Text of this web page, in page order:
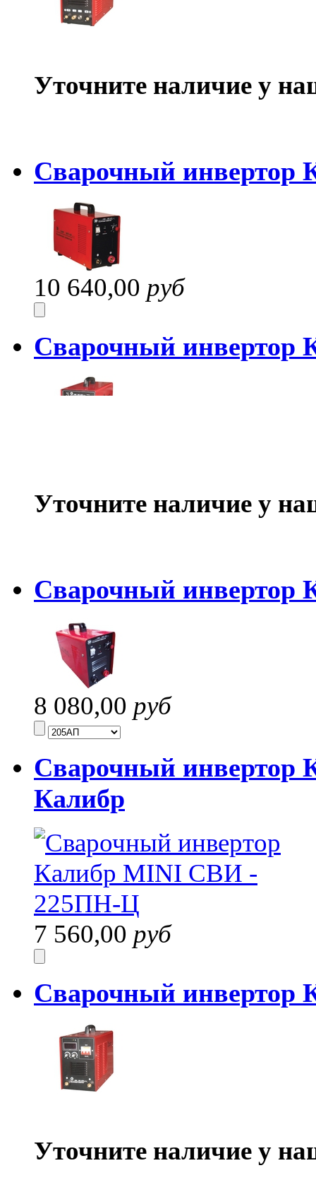
Уточните наличие у
Сварочный
10 640,00 руб
Сварочный
Уточните наличие у
Сварочный
8 080,00 руб
Сварочный
Калибр
7 560,00 руб
Сварочный
Уточните наличие у